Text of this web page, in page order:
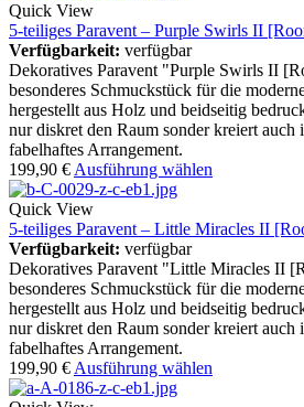
Quick View
5-teiliges Paravent – Purple Swirls II
Verfügbarkeit: verfügbar
Dekoratives Paravent "Purple Swirls II
besonderes Schmuckstück für die
hergestellt aus Holz und beidseitig
nur diskret den Raum sonder kreiert auch
fabelhaftes Arrangement.
199,90 € Ausführung wählen
Quick View
5-teiliges Paravent – Little Miracles II
Verfügbarkeit: verfügbar
Dekoratives Paravent "Little Miracles II
besonderes Schmuckstück für die
hergestellt aus Holz und beidseitig
nur diskret den Raum sonder kreiert auch
fabelhaftes Arrangement.
199,90 € Ausführung wählen